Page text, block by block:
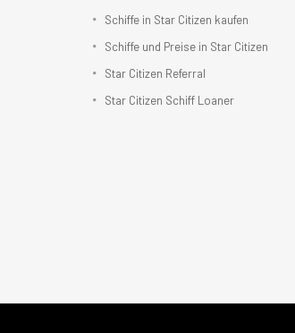
Schiffe in Star Citizen kaufen
Schiffe und Preise in Star Citizen
Star Citizen Referral
Star Citizen Schiff Loaner